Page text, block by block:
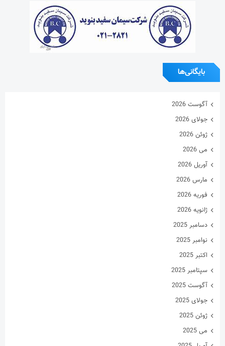
بایگانی‌ها
آگوست 2026
ژوئن 2026
می 2026
آوریل 2026
مارس 2026
فوریه 2026
ژانویه 2026
دسامبر 2025
نوامبر 2025
اکتبر 2025
سپتامبر 2025
آگوست 2025
جولای 2025
ژوئن 2025
آوریل 2025
مارس 2025
فوریه 2025
ژانویه 2025
دسامبر 2024